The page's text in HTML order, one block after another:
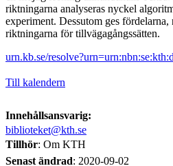
riktningarna analyseras nyckel
experiment. Dessutom ges
riktningarna för tillvägagångssätten.
urn.kb.se/
Till kalendern
Innehållsansvarig:
biblioteket@kth.se
Tillhör: Om KTH
Senast ändrad: 2020-09-02